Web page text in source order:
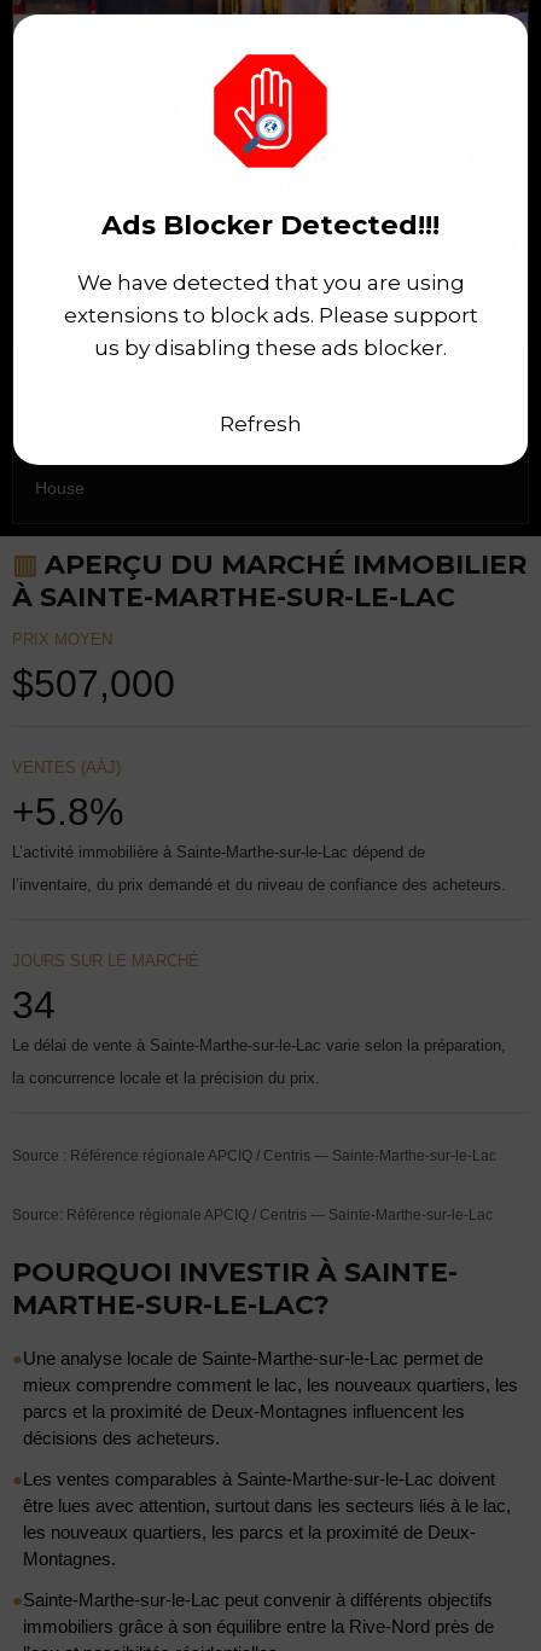
House
▥ APERÇU DU MARCHÉ IMMOBILIER
À SAINTE-MARTHE-SUR-LE-LAC
PRIX MOYEN
$507,000
VENTES (AÀJ)
+5.8%
L’activité immobilière à Sainte-Marthe-sur-le-Lac dépend de
l’inventaire, du prix demandé et du niveau de confiance des acheteurs.
JOURS SUR LE MARCHÉ
34
Le délai de vente à Sainte-Marthe-sur-le-Lac varie selon la préparation,
la concurrence locale et la précision du prix.
Source : Référence régionale APCIQ / Centris — Sainte-Marthe-sur-le-Lac
Source: Référence régionale APCIQ / Centris — Sainte-Marthe-sur-le-Lac
POURQUOI INVESTIR À SAINTE-
MARTHE-SUR-LE-LAC?
●Une analyse locale de Sainte-Marthe-sur-le-Lac permet de
mieux comprendre comment le lac, les nouveaux quartiers, les
parcs et la proximité de Deux-Montagnes influencent les
décisions des acheteurs.
●Les ventes comparables à Sainte-Marthe-sur-le-Lac doivent
être lues avec attention, surtout dans les secteurs liés à le lac,
les nouveaux quartiers, les parcs et la proximité de Deux-
Montagnes.
●Sainte-Marthe-sur-le-Lac peut convenir à différents objectifs
immobiliers grâce à son équilibre entre la Rive-Nord près de
Ads Blocker Detected!!!
We have detected that you are using
extensions to block ads. Please support
us by disabling these ads blocker.
Refresh